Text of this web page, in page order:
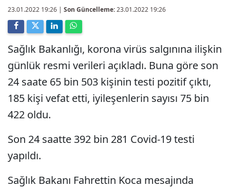
23.01.2022 19:26 | Son Güncelleme:23.01.2022 19:26
Sağlık Bakanlığı, korona virüs salgınına ilişkin
günlük resmi verileri açıkladı. Buna göre son
24 saate 65 bin 503 kişinin testi pozitif çıktı,
185 kişi vefat etti, iyileşenlerin sayısı 75 bin
422 oldu.
Son 24 saatte 392 bin 281 Covid-19 testi
yapıldı.
Sağlık Bakanı Fahrettin Koca mesajında